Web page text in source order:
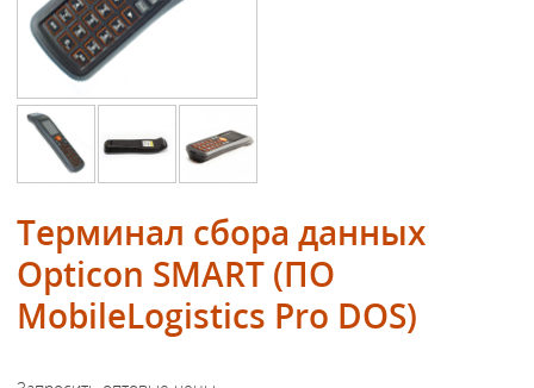
Терминал сбора данных
Opticon SMART (ПО
MobileLogistics Pro DOS)